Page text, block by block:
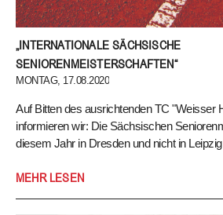
„INTERNATIONALE SÄCHSISCHE
SENIORENMEISTERSCHAFTEN“
MONTAG, 17.08.2020
Auf Bitten des ausrichtenden TC "Weisser
informieren wir: Die Sächsischen
diesem Jahr in Dresden und nicht in
Auf Bitten des ausrichtenden TC „Weisser
MEHR LESEN